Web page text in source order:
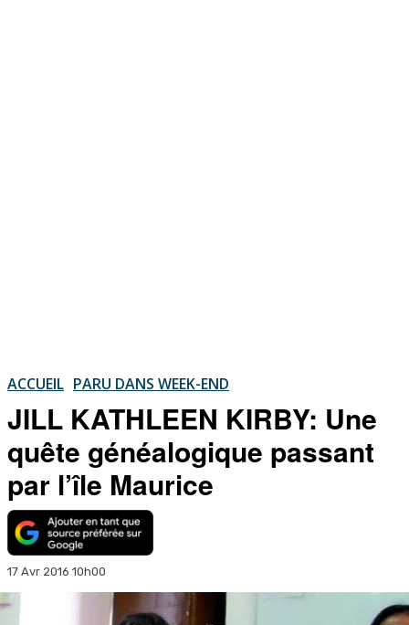
ACCUEIL PARU DANS WEEK-END
JILL KATHLEEN KIRBY: Une
quête généalogique passant
par l’île Maurice
17 Avr 2016 10h00